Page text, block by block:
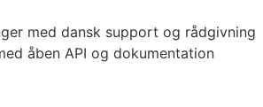
med dansk support og rådgivning
åben API og dokumentation